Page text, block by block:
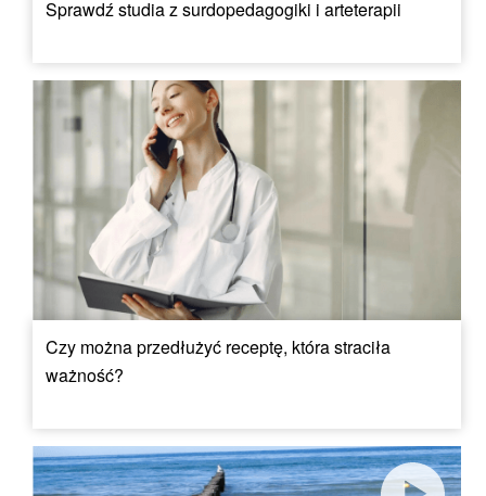
Sprawdź studia z surdopedagogiki i arteterapii
Czy można przedłużyć receptę, która straciła
ważność?